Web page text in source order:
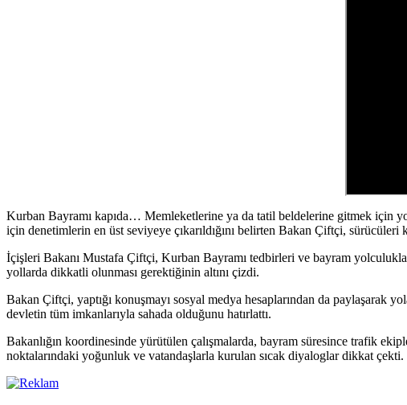
Kurban Bayramı kapıda… Memleketlerine ya da tatil beldelerine gitmek için
için denetimlerin en üst seviyeye çıkarıldığını belirten Bakan Çiftçi, sürücüleri
İçişleri Bakanı Mustafa Çiftçi, Kurban Bayramı tedbirleri ve bayram
yollarda dikkatli olunması gerektiğinin altını çizdi.
Bakan Çiftçi, yaptığı konuşmayı sosyal medya hesaplarından da paylaşarak
devletin tüm imkanlarıyla sahada olduğunu hatırlattı.
Bakanlığın koordinesinde yürütülen çalışmalarda, bayram süresince trafik
noktalarındaki yoğunluk ve vatandaşlarla kurulan sıcak diyaloglar dikkat